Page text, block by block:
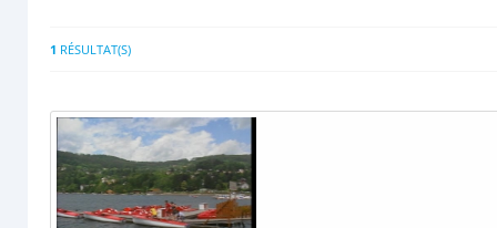
1 RÉSULTAT(S)